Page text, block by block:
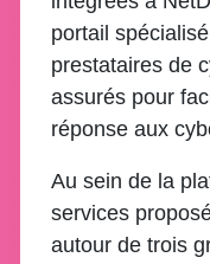
portail
prestataires de
assurés pour
réponse aux
Au sein de la
services
autour de trois